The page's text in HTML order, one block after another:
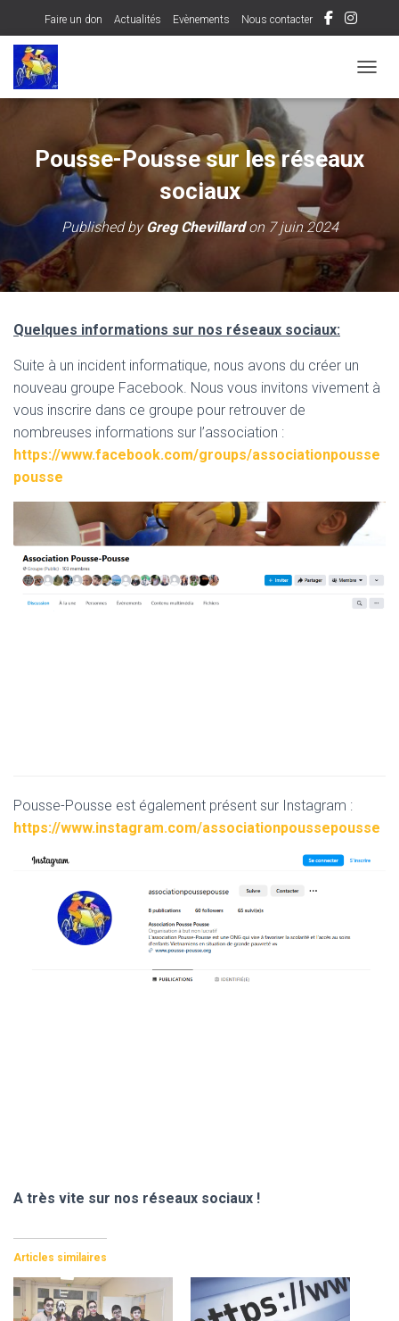
Faire un don Actualités Evènements Nous contacter
Pousse-Pousse sur les réseaux
sociaux
Published byGreg Chevillardon 7 juin 2024
Quelques informations sur nos réseaux sociaux:
Suite à un incident informatique, nous avons du créer un
nouveau groupe Facebook. Nous vous invitons vivement à
vous inscrire dans ce groupe pour retrouver de
nombreuses informations sur l’association :
https://www.facebook.com/groups/associationpousse
pousse
Pousse-Pousse est également présent sur Instagram :
https://www.instagram.com/associationpoussepousse
A très vite sur nos réseaux sociaux !
Articles similaires